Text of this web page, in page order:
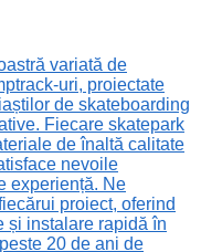
variată de
uri, proiectate
de skateboarding
Fiecare skatepark
de înaltă calitate
nevoile
experiență. Ne
proiect, oferind
și instalare rapidă în
20 de ani de